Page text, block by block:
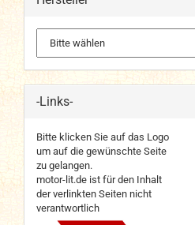
-Links-
Bitte klicken Sie auf das Logo
um auf die gewünschte Seite
zu gelangen.
motor-lit.de ist für den Inhalt
der verlinkten Seiten nicht
verantwortlich